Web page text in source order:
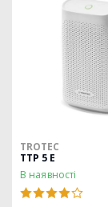
TROTEC
TTP 5 E
В наявності